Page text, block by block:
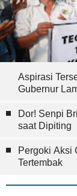
Aspirasi
Gubernur
Dor! Senpi
saat Dipiting
Pergoki Aksi
Tertembak